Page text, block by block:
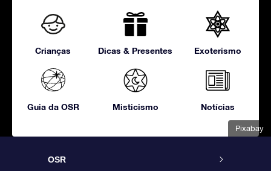
Pixabay
Crianças Dicas & Presentes Exoterismo
Guia da OSR Misticismo Notícias
OSR